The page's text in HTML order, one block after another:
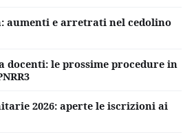
aumenti e arretrati nel cedolino
docenti: le prossime procedure in
2026: aperte le iscrizioni ai